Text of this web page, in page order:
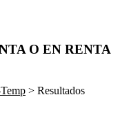
O EN RENTA
> Resultados